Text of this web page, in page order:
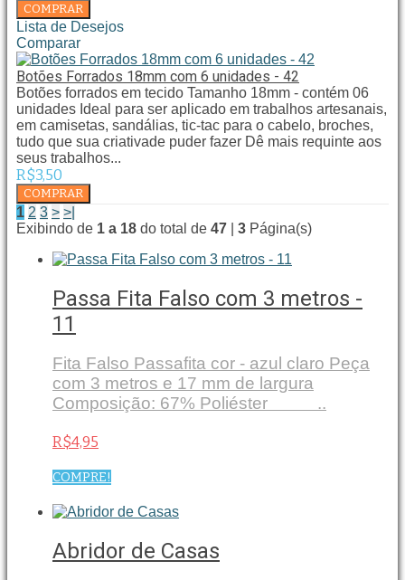
Lista de Desejos
Comparar
Botões Forrados 18mm com 6 unidades - 42
Botões forrados em tecido Tamanho 18mm - contém 06
unidades Ideal para ser aplicado em trabalhos artesanais,
em camisetas, sandálias, tic-tac para o cabelo, broches,
tudo que sua criativade puder fazer Dê mais requinte aos
seus trabalhos...
R$3,50
1 2 3 > >|
Exibindo de 1 a 18 do total de 47 3 Página(s)
Passa Fita Falso com 3 metros -
11
Fita Falso Passafita cor - azul claro Peça
com 3 metros e 17 mm de largura
Composição: 67% Poliéster ..
R$4,95
COMPRE!
Abridor de Casas